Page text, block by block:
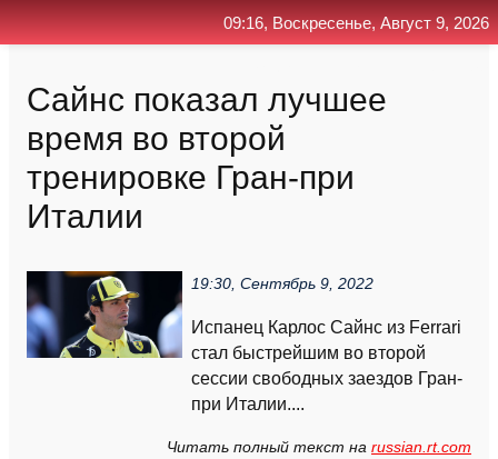
Сайнс показал лучшее
время во второй
тренировке Гран-при
Италии
19:30, Сентябрь 9, 2022
Испанец Карлос Сайнс из Ferrari
стал быстрейшим во второй
сессии свободных заездов Гран-
при Италии....
Читать полный текст на russian.rt.com
09:16, Воскресенье, Август 9, 2026